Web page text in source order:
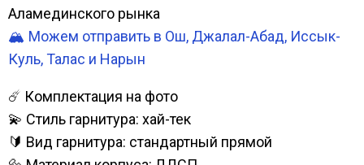
Аламединского рынка
🏔️ Можем отправить в Ош, Джалал-Абад, Иссык-
Куль, Талас и Нарын
☄️ Комплектация на фото
💫 Стиль гарнитура: хай-тек
🔰 Вид гарнитура: стандартный прямой